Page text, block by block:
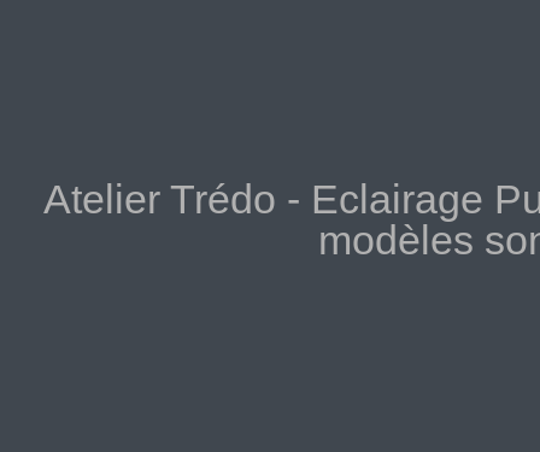
Atelier Trédo - Eclairage
modèles